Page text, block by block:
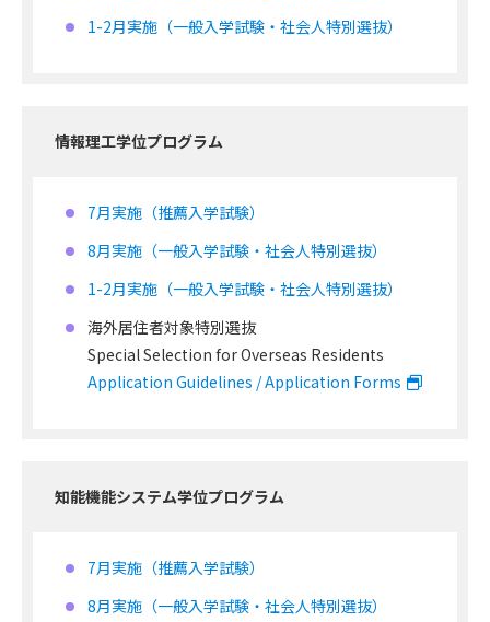
1-2月実施（一般入学試験・社会人特別選抜）
情報理工学位プログラム
7月実施（推薦入学試験）
8月実施（一般入学試験・社会人特別選抜）
1-2月実施（一般入学試験・社会人特別選抜）
海外居住者対象特別選抜
Special Selection for Overseas Residents
Application Guidelines / Application Forms
知能機能システム学位プログラム
7月実施（推薦入学試験）
8月実施（一般入学試験・社会人特別選抜）